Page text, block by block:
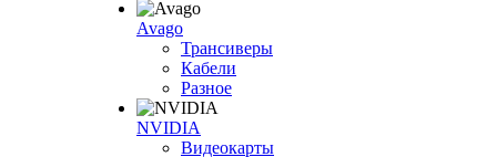
Avago
Трансиверы
Кабели
Разное
NVIDIA
Видеокарты